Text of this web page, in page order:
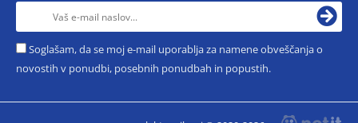
Soglašam, da se moj e-mail uporablja za namene obveščanja o
novostih v ponudbi, posebnih ponudbah in popustih.